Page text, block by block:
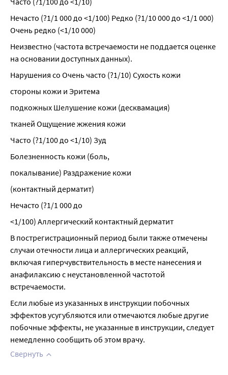
Нечасто (?1/1 000 до <1/100) Редко (?1/10 000 до <1/1 000)
Очень редко (<1/10 000)
Неизвестно (частота встречаемости не поддается оценке
на основании доступных данных).
Нарушения со Очень часто (?1/10) Сухость кожи
стороны кожи и Эритема
подкожных Шелушение кожи (десквамация)
тканей Ощущение жжения кожи
Часто (?1/100 до <1/10) Зуд
Болезненность кожи (боль,
покалывание) Раздражение кожи
(контактный дерматит)
Нечасто (?1/1 000 до
<1/100) Аллергический контактный дерматит
В пострегистрационный период были также отмечены
случаи отечности лица и аллергических реакций,
включая гиперчувствительность в месте нанесения и
анафилаксию с неустановленной частотой
встречаемости.
Если любые из указанных в инструкции побочных
эффектов усугубляются или отмечаются любые другие
побочные эффекты, не указанные в инструкции, следует
немедленно сообщить об этом врачу.
Свернуть